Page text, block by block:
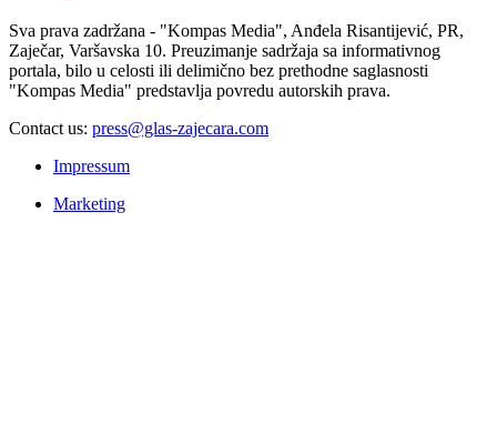
Sva prava zadržana - "Kompas Media", Anđela Risantijević, PR,
Zaječar, Varšavska 10. Preuzimanje sadržaja sa informativnog
portala, bilo u celosti ili delimično bez prethodne saglasnosti
"Kompas Media" predstavlja povredu autorskih prava.
Contact us: press@glas-zajecara.com
Impressum
Marketing